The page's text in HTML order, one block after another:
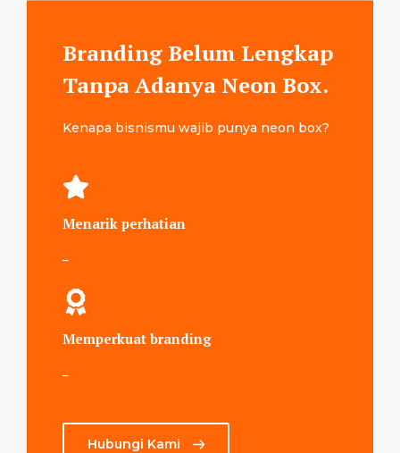
Branding Belum Lengkap
Tanpa Adanya Neon Box.
Kenapa bisnismu wajib punya neon box?
Menarik perhatian
–
Memperkuat branding
–
Hubungi Kami